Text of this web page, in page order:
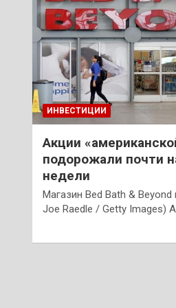
ИНВЕСТИЦИИ
Акции
подорожали почти
недели
Магазин Bed Bath &
Joe Raedle / Getty Images)